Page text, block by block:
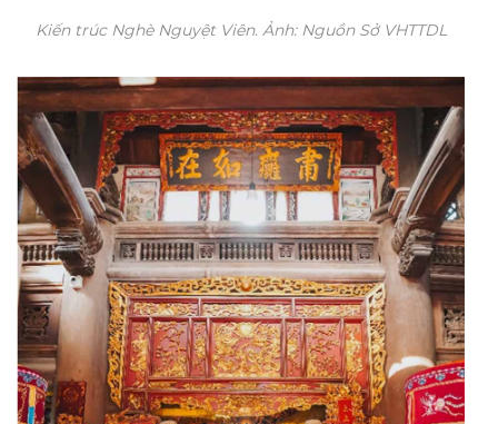
Kiến trúc Nghè Nguyệt Viên. Ảnh: Nguồn Sở VHTTDL